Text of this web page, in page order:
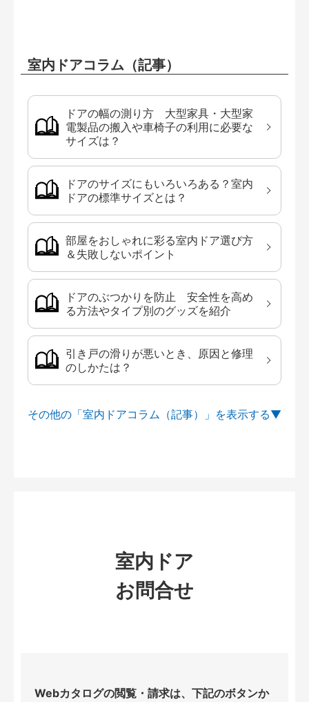
室内ドアコラム（記事）
ドアの幅の測り方 大型家具・大型家
電製品の搬入や車椅子の利用に必要な
サイズは？
ドアのサイズにもいろいろある？室内
ドアの標準サイズとは？
部屋をおしゃれに彩る室内ドア選び方
＆失敗しないポイント
ドアのぶつかりを防止 安全性を高め
る方法やタイプ別のグッズを紹介
引き戸の滑りが悪いとき、原因と修理
のしかたは？
その他の「室内ドアコラム（記事）」を
室内ドア
お問合せ
Webカタログの閲覧・請求は、下記のボタンか